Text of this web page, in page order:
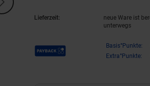
Lieferzeit:
neue Ware ist
unterwegs
Payback Punkte Basis°Punkte:
Extra°Punkte: